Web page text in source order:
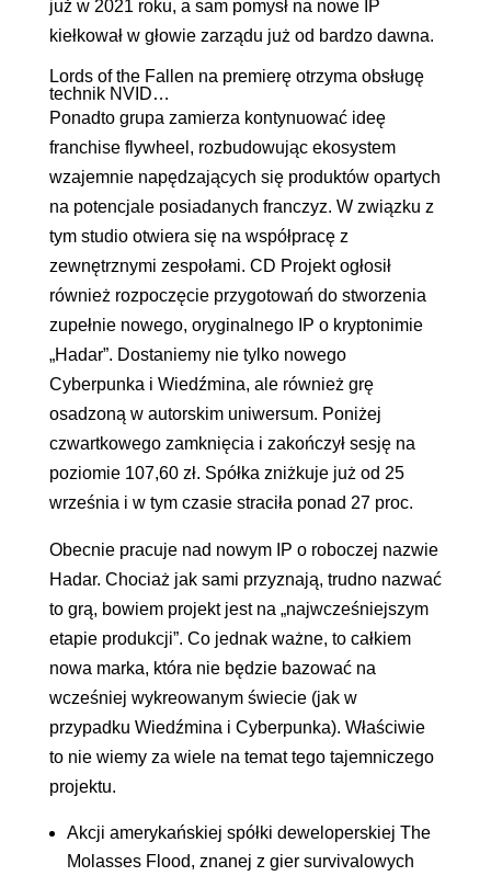
już w 2021 roku, a sam pomysł na nowe IP
kiełkował w głowie zarządu już od bardzo dawna.
Lords of the Fallen na premierę otrzyma obsługę
technik NVID…
Ponadto grupa zamierza kontynuować ideę
franchise flywheel, rozbudowując ekosystem
wzajemnie napędzających się produktów opartych
na potencjale posiadanych franczyz. W związku z
tym studio otwiera się na współpracę z
zewnętrznymi zespołami. CD Projekt ogłosił
również rozpoczęcie przygotowań do stworzenia
zupełnie nowego, oryginalnego IP o kryptonimie
„Hadar”. Dostaniemy nie tylko nowego
Cyberpunka i Wiedźmina, ale również grę
osadzoną w autorskim uniwersum. Poniżej
czwartkowego zamknięcia i zakończył sesję na
poziomie 107,60 zł. Spółka zniżkuje już od 25
września i w tym czasie straciła ponad 27 proc.
Obecnie pracuje nad nowym IP o roboczej nazwie
Hadar. Chociaż jak sami przyznają, trudno nazwać
to grą, bowiem projekt jest na „najwcześniejszym
etapie produkcji”. Co jednak ważne, to całkiem
nowa marka, która nie będzie bazować na
wcześniej wykreowanym świecie (jak w
przypadku Wiedźmina i Cyberpunka). Właściwie
to nie wiemy za wiele na temat tego tajemniczego
projektu.
Akcji amerykańskiej spółki deweloperskiej The
Molasses Flood, znanej z gier survivalowych